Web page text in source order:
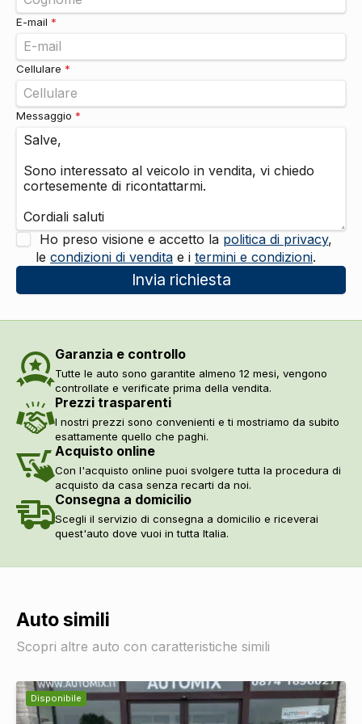
Alzacristalli elettrici
E-mail *
Cellulare *
Messaggio *
Ho preso visione e accetto la politica di privacy,
le condizioni di vendita e i termini e condizioni.
Invia richiesta
Garanzia e controllo
Tutte le auto sono garantite almeno 12 mesi, vengono
controllate e verificate prima della vendita.
Prezzi trasparenti
I nostri prezzi sono convenienti e ti mostriamo da subito
esattamente quello che paghi.
Acquisto online
Con l'acquisto online puoi svolgere tutta la procedura di
acquisto da casa senza recarti da noi.
Consegna a domicilio
Scegli il servizio di consegna a domicilio e riceverai
quest'auto dove vuoi in tutta Italia.
Auto simili
Scopri altre auto con caratteristiche simili
Disponibile